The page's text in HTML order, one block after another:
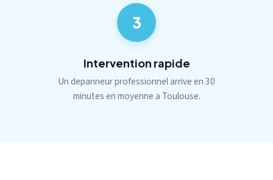
3
Intervention rapide
Un depanneur professionnel arrive en 30
minutes en moyenne a Toulouse.